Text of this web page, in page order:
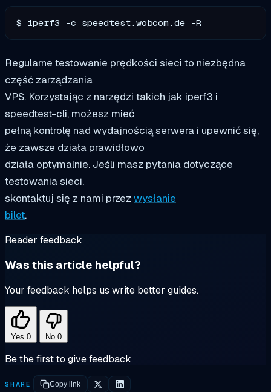
$ iperf3 -c speedtest.wobcom.de -R
Regularne testowanie prędkości sieci to niezbędna
część zarządzania
VPS. Korzystając z narzędzi takich jak iperf3 i
speedtest-cli, możesz mieć
pełną kontrolę nad wydajnością serwera i upewnić się,
że zawsze działa prawidłowo
działa optymalnie. Jeśli masz pytania dotyczące
testowania sieci,
skontaktuj się z nami przez wysłanie
bilet.
Reader feedback
Was this article helpful?
Your feedback helps us write better guides.
Yes 0 No 0
Be the first to give feedback
SHARE Copy link